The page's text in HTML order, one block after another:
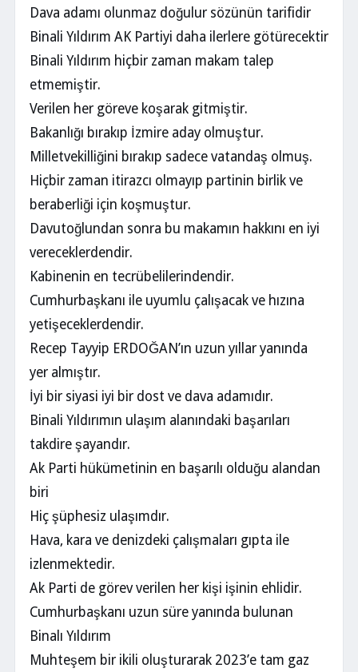
Dava adamı olunmaz doğulur sözünün tarifidir
Binali Yıldırım AK Partiyi daha ilerlere götürecektir
Binali Yıldırım hiçbir zaman makam talep
etmemiştir.
Verilen her göreve koşarak gitmiştir.
Bakanlığı bırakıp İzmire aday olmuştur.
Milletvekilliğini bırakıp sadece vatandaş olmuş.
Hiçbir zaman itirazcı olmayıp partinin birlik ve
beraberliği için koşmuştur.
Davutoğlundan sonra bu makamın hakkını en iyi
vereceklerdendir.
Kabinenin en tecrübelilerindendir.
Cumhurbaşkanı ile uyumlu çalışacak ve hızına
yetişeceklerdendir.
Recep Tayyip ERDOĞAN’ın uzun yıllar yanında
yer almıştır.
İyi bir siyasi iyi bir dost ve dava adamıdır.
Binali Yıldırımın ulaşım alanındaki başarıları
takdire şayandır.
Ak Parti hükümetinin en başarılı olduğu alandan
biri
Hiç şüphesiz ulaşımdır.
Hava, kara ve denizdeki çalışmaları gıpta ile
izlenmektedir.
Ak Parti de görev verilen her kişi işinin ehlidir.
Cumhurbaşkanı uzun süre yanında bulunan
Binalı Yıldırım
Muhteşem bir ikili oluşturarak 2023’e tam gaz